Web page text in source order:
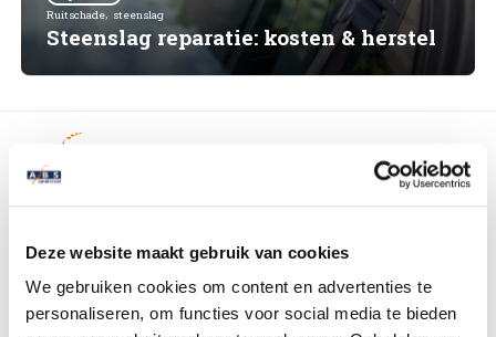
Deze website maakt gebruik van cookies
We gebruiken cookies om content en advertenties te
personaliseren, om functies voor social media te bieden
High Tech Schadeherstel
Lakschade herstellen
Spotrepair
Velgen herstellen
Hagelschade herstellen
Bel ons op: 0900 - 6611111
Ruitschade, steenslag
Steenslag reparatie: kosten & herstel
Merk-erkend schadeherstel
Schadeherstel- en BOVAG garantie